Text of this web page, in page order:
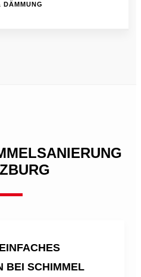
DÄMMUNG
BEI SCHIMMEL